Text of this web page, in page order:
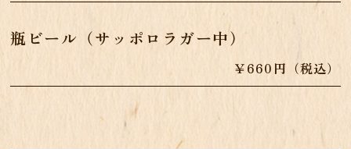
瓶ビール（サッポロラガー中）
￥660円（税込）